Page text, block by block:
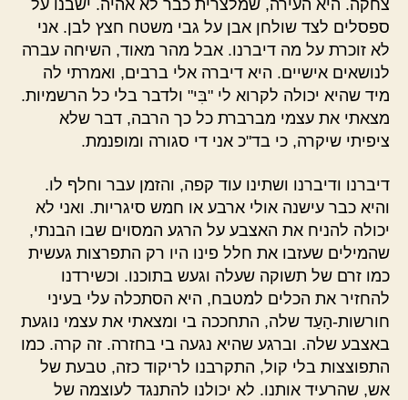
צחקה. היא העירה, שמלצרית כבר לא אהיה. ישבנו על
ספסלים לצד שולחן אבן על גבי משטח חצץ לבן. אני
לא זוכרת על מה דיברנו. אבל מהר מאוד, השיחה עברה
לנושאים אישיים. היא דיברה אלי ברבים, ואמרתי לה
מיד שהיא יכולה לקרוא לי "בִּי" ולדבר בלי כל הרשמיות.
מצאתי את עצמי מברברת כל כך הרבה, דבר שלא
ציפיתי שיקרה, כי בד"כ אני די סגורה ומופנמת.
דיברנו ודיברנו ושתינו עוד קפה, והזמן עבר וחלף לו.
והיא כבר עישנה אולי ארבע או חמש סיגריות. ואני לא
יכולה להניח את האצבע על הרגע המסוים שבו הבנתי,
שהמילים שעזבו את חלל פינו היו רק התפרצות געשית
כמו זרם של תשוקה שעלה וגעש בתוכנו. וכשירדנו
להחזיר את הכלים למטבח, היא הסתכלה עלי בעיני
חורשות-הָעַד שלה, התחככה בי ומצאתי את עצמי נוגעת
באצבע שלה. וברגע שהיא נגעה בי בחזרה. זה קרה. כמו
התפוצצות בלי קול, התקרבנו לריקוד כזה, טבעת של
אש, שהרעיד אותנו. לא יכולנו להתנגד לעוצמה של